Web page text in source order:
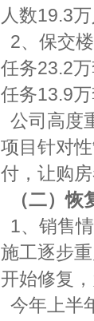
人数19.3万
2、保交
任务23.2
任务13.9万
公司高度
项目针对
付，让购房
（二）
1、销售
施工逐步
开始修复
今年上半